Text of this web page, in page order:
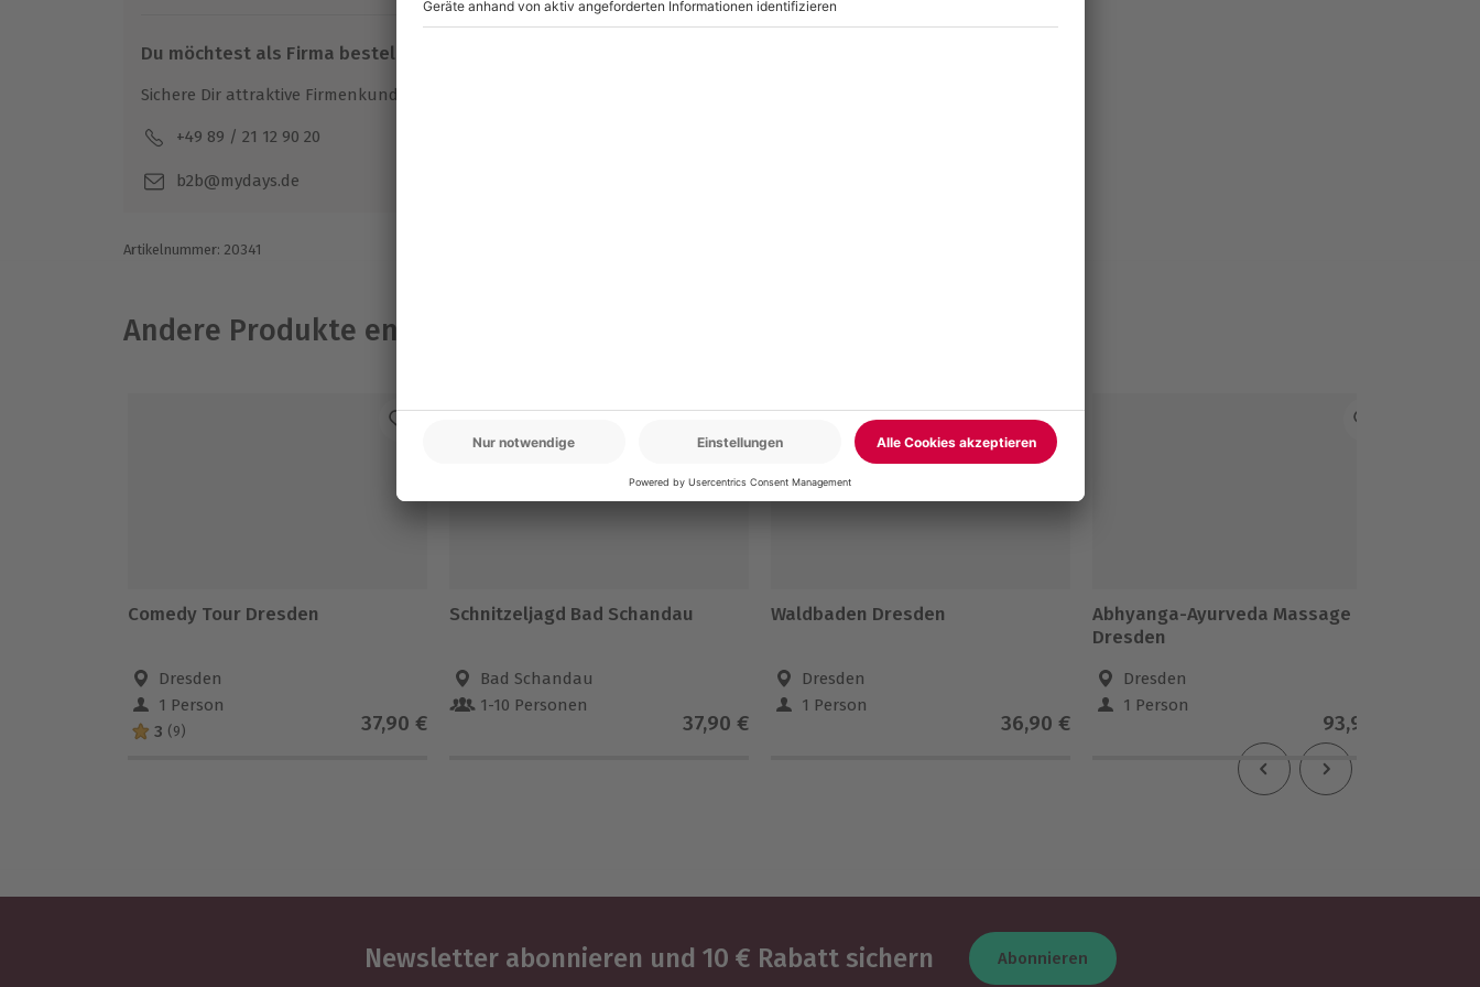
Du möchtest als Firma bestellen?
Sichere Dir attraktive Firmenkunden Vorteile.
+49 89 / 21 12 90 20
b2b@mydays.de
Artikelnummer: 20341
Andere Produkte entdecken
Comedy Tour Dresden
Dresden
1 Person
3 (9) 37,90 €
Schnitzeljagd Bad Schandau
Bad Schandau
1-10 Personen
37,90 €
Waldbaden Dresden
Dresden
1 Person
36,90 €
Abhyanga-Ayurveda Massage
Dresden
Dresden
1 Person
93,90 €
Newsletter abonnieren und 10 € Rabatt sichern Abonnieren